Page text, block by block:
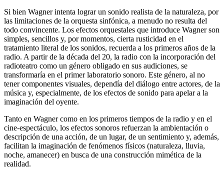
Si bien Wagner intenta lograr un sonido realista de la naturaleza, por
las limitaciones de la orquesta sinfónica, a menudo no resulta del
todo convincente. Los efectos orquestales que introduce Wagner son
simples, sencillos y, por momentos, cierta rusticidad en el
tratamiento literal de los sonidos, recuerda a los primeros años de la
radio. A partir de la década del 20, la radio con la incorporación del
radioteatro como un género obligado en sus audiciones, se
transformaría en el primer laboratorio sonoro. Este género, al no
tener componentes visuales, dependía del diálogo entre actores, de la
música y, especialmente, de los efectos de sonido para apelar a la
imaginación del oyente.
Tanto en Wagner como en los primeros tiempos de la radio y en el
cine-espectáculo, los efectos sonoros refuerzan la ambientación o
descripción de una acción, de un lugar, de un sentimiento y, además,
facilitan la imaginación de fenómenos físicos (naturaleza, lluvia,
noche, amanecer) en busca de una construcción mimética de la
realidad.